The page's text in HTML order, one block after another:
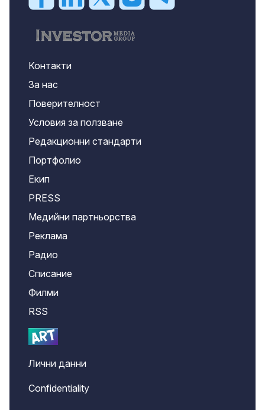
Контакти
За нас
Поверителност
Условия за ползване
Редакционни стандарти
Портфолио
Екип
PRESS
Медийни партньорства
Реклама
Радио
Списание
Филми
RSS
Лични данни
Confidentiality